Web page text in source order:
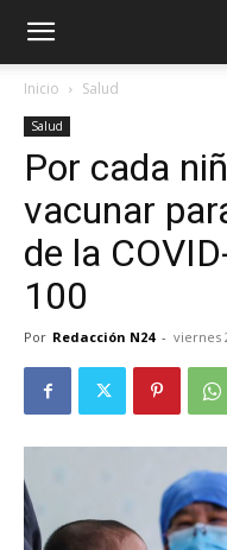
Inicio Salud
Salud
Por cada
vacunar
de la
100
Por Redacción N24 - viernes